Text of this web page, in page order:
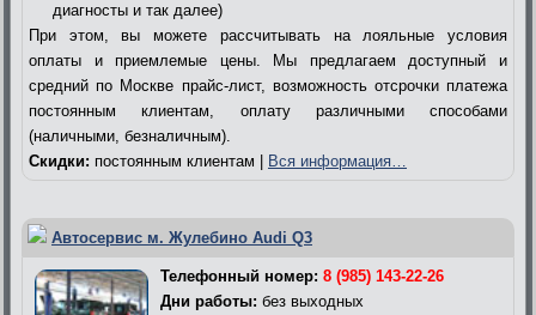
диагносты и так далее)
При этом, вы можете рассчитывать на лояльные условия
оплаты и приемлемые цены. Мы предлагаем доступный и
средний по Москве прайс-лист, возможность отсрочки платежа
постоянным клиентам, оплату различными способами
(наличными, безналичным).
Скидки: постоянным клиентам | Вся информация…
Автосервис м. Жулебино Audi Q3
Телефонный номер: 8 (985) 143-22-26
Дни работы: без выходных